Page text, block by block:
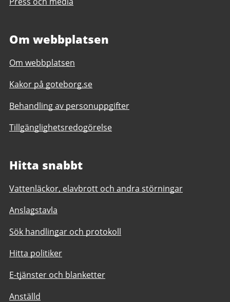
Om webbplatsen
Om webbplatsen
Kakor på goteborg.se
Behandling av personuppgifter
Tillgänglighetsredogörelse
Hitta snabbt
Vattenläckor, elavbrott och andra störningar
Anslagstavla
Sök handlingar och protokoll
Hitta politiker
E-tjänster och blanketter
Anställd